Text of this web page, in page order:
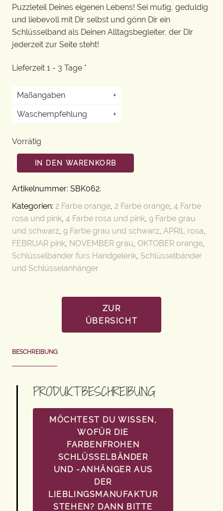
Puzzleteil Deines eigenen Lebens! Sei mutig, geduldig
und liebevoll mit Dir selbst und gönn Dir ein
Schlüsselband als Deinen Alltagsbegleiter, der Dir
jederzeit zur Seite steht!
Lieferzeit 1 - 3 Tage *
Maßangaben
+
Waschempfehlung
+
Vorrätig
IN DEN WARENKORB
Artikelnummer: SBK062.
Kategorien: 2 Farbe orange, 2 Farbe orange, 4 Farbe
rosa und pink, 4 Farbe rosa und pink, 9 Farbe grau
und schwarz, 9 Farbe grau und schwarz, APRIL rosa,
FEBRUAR pink, NOVEMBER grau, OKTOBER orange,
Schlüsselbänder fürs Handgelenk, Schlüsselbänder
und Schlüsselanhänger
ZUR
ÜBERSICHT
BESCHREIBUNG
PRODUKTBESCHREIBUNG
MÖCHTEST DU WISSEN,
WOFÜR DIE
FARBENFROHEN
SCHLÜSSELBÄNDER
UND -ANHÄNGER AUS
DER
LIEBLINGSMANUFAKTUR
STEHEN? DANN BITTE